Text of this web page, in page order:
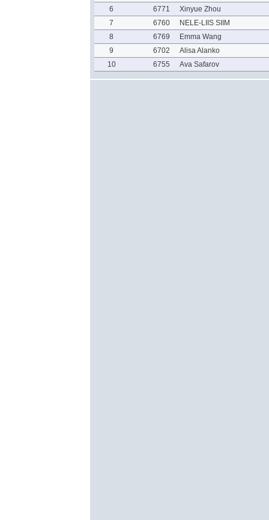
6
6771
Xinyue Zhou
7
6760
NELE-LIIS SIIM
8
6769
Emma Wang
9
6702
Alisa Alanko
10
6755 Ava Safarov